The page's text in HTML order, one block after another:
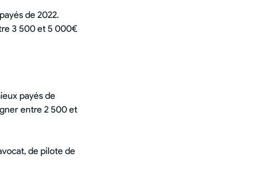
de 2022.
3 500 et 5 000€
payés de
entre 2 500 et
de pilote de